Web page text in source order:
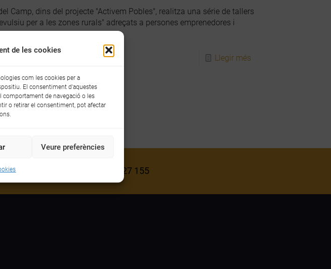
de les cookies
com les cookies per a
El consentiment d'aquestes
comportament de navegació o les
o retirar el consentiment, pot afectar
Veure preferències
Camp, dins del projecte "Activem Pobles", realitza una série de tallers
per a les zones rurals" adreçats a persones emprenedores i
Llegir més
8 | 43202 Reus | Tel. 977 327 155